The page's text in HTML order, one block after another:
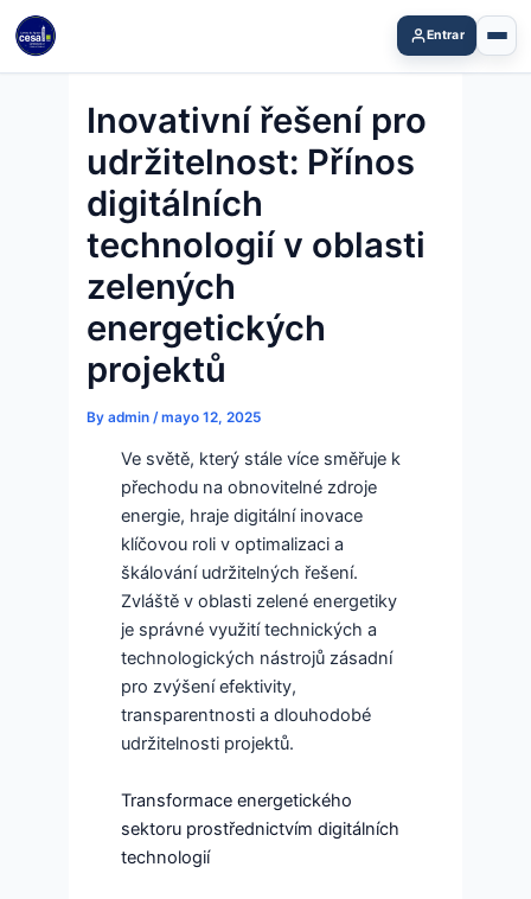
Skip
content
Entrar
Inovativní řešení pro
udržitelnost: Přínos
digitálních
technologií v oblasti
zelených
energetických
projektů
By admin /mayo 12, 2025
Ve světě, který stále více směřuje k
přechodu na obnovitelné zdroje
energie, hraje digitální inovace
klíčovou roli v optimalizaci a
škálování udržitelných řešení.
Zvláště v oblasti zelené energetiky
je správné využití technických a
technologických nástrojů zásadní
pro zvýšení efektivity,
transparentnosti a dlouhodobé
udržitelnosti projektů.
Transformace energetického
sektoru prostřednictvím digitálních
technologií